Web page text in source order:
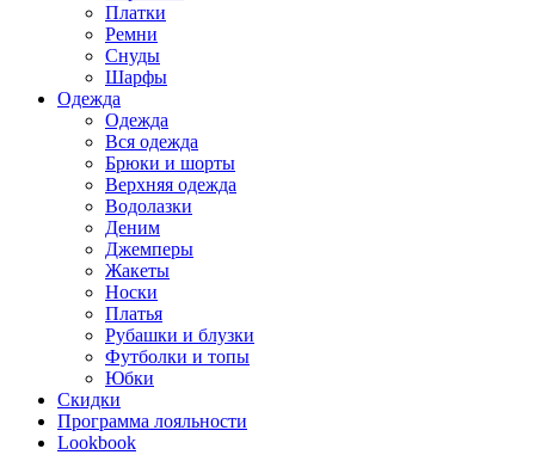
Платки
Ремни
Снуды
Шарфы
Одежда
Одежда
Вся одежда
Брюки и шорты
Верхняя одежда
Водолазки
Деним
Джемперы
Жакеты
Носки
Платья
Рубашки и блузки
Футболки и топы
Юбки
Скидки
Программа лояльности
Lookbook